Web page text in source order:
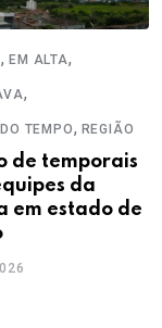
,EM ALTA,
,
TEMPO, REGIÃO
de temporais
da
em estado de